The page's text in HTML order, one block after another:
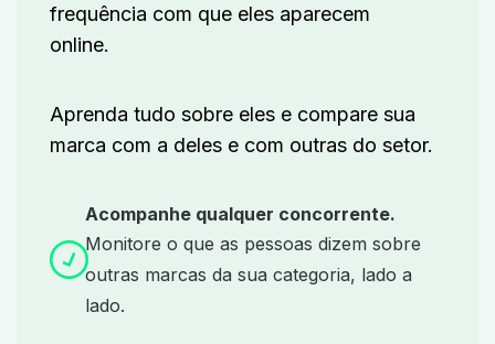
frequência com que eles aparecem
online.
Aprenda tudo sobre eles e compare sua
marca com a deles e com outras do setor.
Acompanhe qualquer concorrente.
Monitore o que as pessoas dizem sobre
outras marcas da sua categoria, lado a
lado.